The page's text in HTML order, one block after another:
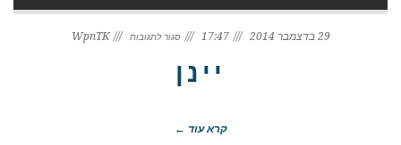
29 בדצמבר 2014 17:47 סגור לתגובות
יינן
WpnTK
יינן
קרא עוד ←